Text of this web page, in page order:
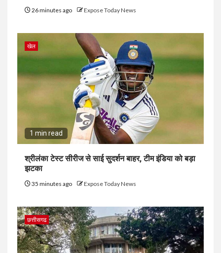
26 minutes ago Expose Today News
खेल
1 min read
श्रीलंका टेस्ट सीरीज से साई सुदर्शन बाहर, टीम इंडिया को बड़ा
झटका
35 minutes ago Expose Today News
छत्तीसगढ